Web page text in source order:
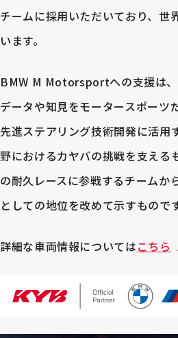
チームに採用いただいており、世
います。
BMW M Motorsportへの支援は
データや知見をモータースポーツ
先進ステアリング技術開発に活用
野におけるカヤバの挑戦を支える
の耐久レースに参戦するチームか
としての地位を改めて示すものです
詳細な車両情報についてはこちら